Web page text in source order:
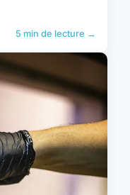
5 min de lecture →